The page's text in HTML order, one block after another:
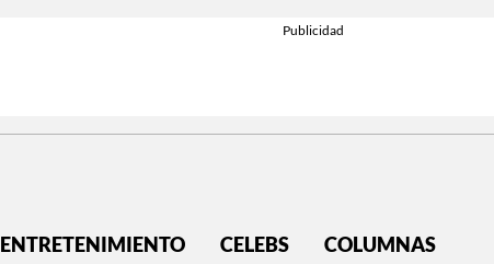
ENTRETENIMIENTO CELEBS COLUMNAS